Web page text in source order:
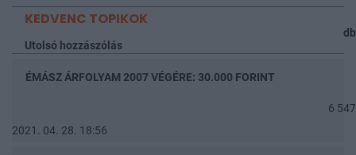
KEDVENC TOPIKOK
db
Utolsó hozzászólás
ÉMÁSZ ÁRFOLYAM 2007 VÉGÉRE: 30.000 FORINT
6 547
2021. 04. 28. 18:56